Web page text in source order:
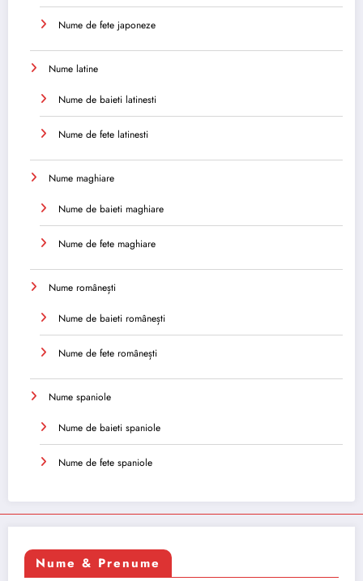
Nume de fete japoneze
Nume latine
Nume de baieti latinesti
Nume de fete latinesti
Nume maghiare
Nume de baieti maghiare
Nume de fete maghiare
Nume românești
Nume de baieti românești
Nume de fete românești
Nume spaniole
Nume de baieti spaniole
Nume de fete spaniole
Nume & Prenume